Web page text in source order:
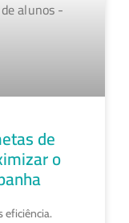
de
o
eficiência.